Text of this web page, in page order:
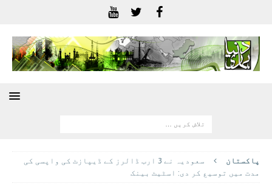
پاکستان
سعودیہ نے 3 ارب ڈالرز کے ڈیپازٹ کی واپسی کی
مدت میں توسیع کر دی: اسٹیٹ بینک